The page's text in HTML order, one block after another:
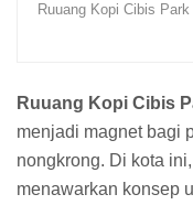
Ruuang Kopi Cibis
Ruuang Kopi Cibis
menjadi magnet bagi
nongkrong. Di kota
menawarkan konsep